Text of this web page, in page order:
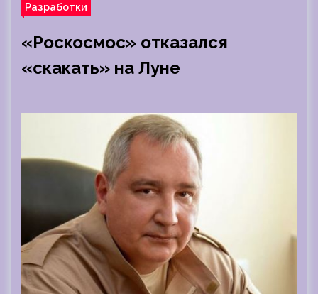
Разработки
«Роскосмос» отказался
«скакать» на Луне